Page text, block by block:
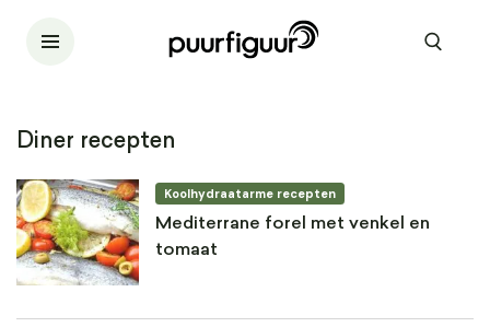
Diner recepten
Koolhydraatarme recepten
Mediterrane forel met venkel en
tomaat